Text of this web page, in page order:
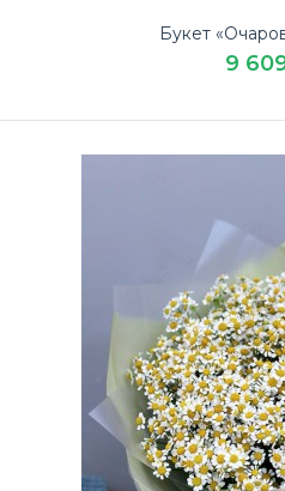
Букет
5
Купите чудный Букет
День учителя в
Букет
9